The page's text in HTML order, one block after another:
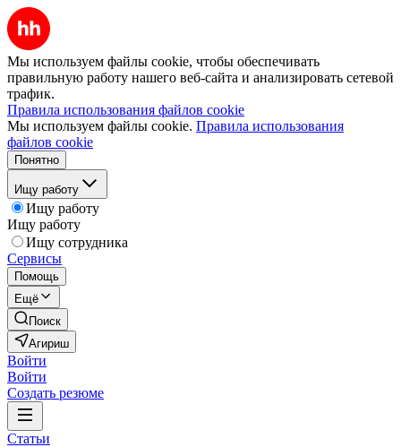
Мы используем файлы cookie, чтобы обеспечивать
правильную работу нашего веб-сайта и анализировать сетевой
трафик.
Правила использования файлов cookie
Мы используем файлы cookie. Правила использования
файлов cookie
Понятно
Ищу работу
Ищу работу
Ищу работу
Ищу сотрудника
Сервисы
Помощь
Ещё
Поиск
Агириш
Войти
Войти
Создать резюме
Статьи